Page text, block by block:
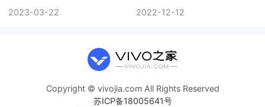
2023-03-22 2022-12-12
Copyright © vivojia.com All Rights Reserved
苏ICP备18005641号